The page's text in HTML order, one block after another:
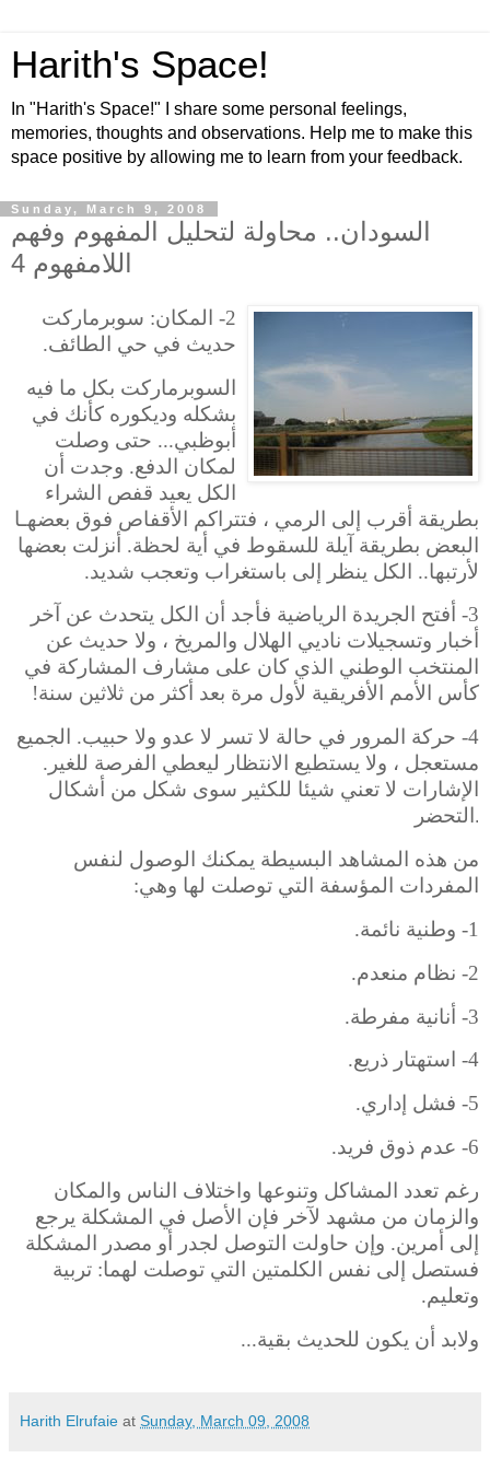
Harith's Space!
In "Harith's Space!" I share some personal feelings,
memories, thoughts and observations. Help me to make this
space positive by allowing me to learn from your feedback.
Sunday, March 9, 2008
السودان.. محاولة لتحليل المفهوم وفهم
اللامفهوم 4
2- المكان: سوبرماركت
حديث في حي الطائف.
السوبرماركت بكل ما فيه
بشكله وديكوره كأنك في
أبوظبي... حتى وصلت
لمكان الدفع. وجدت أن
الكل يعيد قفص الشراء
بطريقة أقرب إلى الرمي ، فتتراكم الأقفاص فوق بعضهـا
البعض بطريقة آيلة للسقوط في أية لحظة. أنزلت بعضها
لأرتبها.. الكل ينظر إلى باستغراب وتعجب شديد.
3- أفتح الجريدة الرياضية فأجد أن الكل يتحدث عن آخر
أخبار وتسجيلات ناديي الهلال والمريخ ، ولا حديث عن
المنتخب الوطني الذي كان على مشارف المشاركة في
كأس الأمم الأفريقية لأول مرة بعد أكثر من ثلاثين سنة!
4- حركة المرور في حالة لا تسر لا عدو ولا حبيب. الجميع
مستعجل ، ولا يستطيع الانتظار ليعطي الفرصة للغير.
الإشارات لا تعني شيئا للكثير سوى شكل من أشكال
التحضر .
من هذه المشاهد البسيطة يمكنك الوصول لنفس
المفردات المؤسفة التي توصلت لها وهي:
1- وطنية نائمة.
2- نظام منعدم.
3- أنانية مفرطة.
4- استهتار ذريع.
5- فشل إداري.
6- عدم ذوق فريد.
رغم تعدد المشاكل وتنوعها واختلاف الناس والمكان
والزمان من مشهد لآخر فإن الأصل في المشكلة يرجع
إلى أمرين. وإن حاولت التوصل لجدر أو مصدر المشكلة
فستصل إلى نفس الكلمتين التي توصلت لهما: تربية
وتعليم.
ولابد أن يكون للحديث بقية...
Harith Elrufaie at Sunday, March 09, 2008